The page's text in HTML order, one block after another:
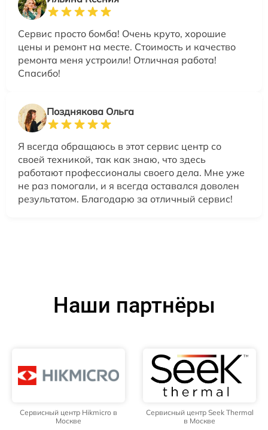
Сервис просто бомба! Очень круто, хорошие
цены и ремонт на месте. Стоимость и качество
ремонта меня устроили! Отличная работа!
Спасибо!
Позднякова Ольга
Я всегда обращаюсь в этот сервис центр со
своей техникой, так как знаю, что здесь
работают профессионалы своего дела. Мне уже
не раз помогали, и я всегда оставался доволен
результатом. Благодарю за отличный сервис!
Наши партнёры
Сервисный центр Hikmicro в
Москве
Сервисный центр Seek Thermal
в Москве